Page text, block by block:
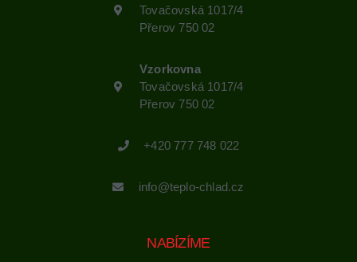
Tovačovská 1017/4
Přerov 750 02
Vzorkovna
Tovačovská 1017/4
Přerov 750 02
+420 777 748 022
info@teplo-chlad.cz
NABÍZÍME